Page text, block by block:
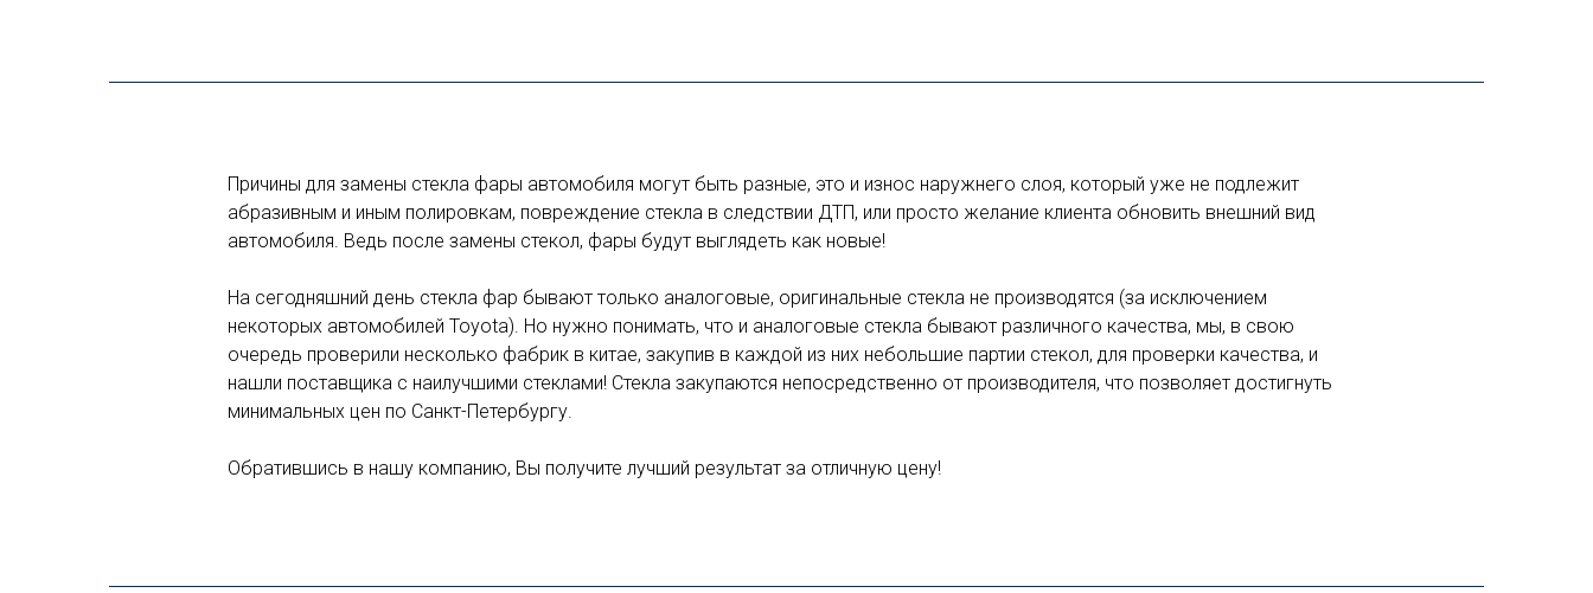
Причины для замены стекла фары автомобиля могут быть разные, это и износ наружнего слоя, который уже не подлежит
абразивным и иным полировкам, повреждение стекла в следствии ДТП, или просто желание клиента обновить внешний вид
автомобиля. Ведь после замены стекол, фары будут выглядеть как новые!
На сегодняшний день стекла фар бывают только аналоговые, оригинальные стекла не производятся (за исключением
некоторых автомобилей Toyota). Но нужно понимать, что и аналоговые стекла бывают различного качества, мы, в свою
очередь проверили несколько фабрик в китае, закупив в каждой из них небольшие партии стекол, для проверки качества, и
нашли поставщика с наилучшими стеклами! Стекла закупаются непосредственно от производителя, что позволяет достигнуть
минимальных цен по Санкт-Петербургу.
Обратившись в нашу компанию, Вы получите лучший результат за отличную цену!